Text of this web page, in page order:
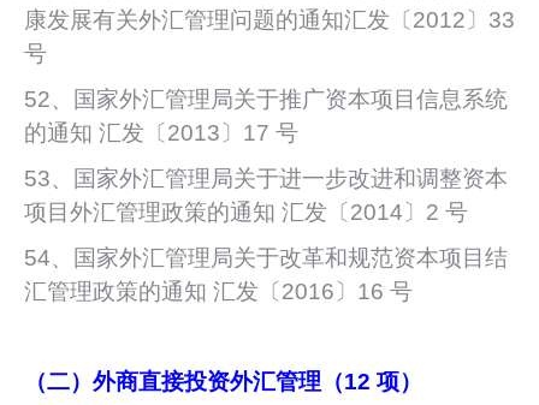
康发展有关外汇管理问题的通知汇发〔2012〕33
号
52、国家外汇管理局关于推广资本项目信息系统
的通知 汇发〔2013〕17 号
53、国家外汇管理局关于进一步改进和调整资本
项目外汇管理政策的通知 汇发〔2014〕2 号
54、国家外汇管理局关于改革和规范资本项目结
汇管理政策的通知 汇发〔2016〕16 号
（二）外商直接投资外汇管理（12 项）